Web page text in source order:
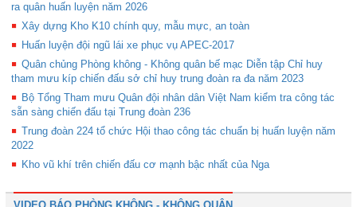
ra quân huấn luyện năm 2026
Xây dựng Kho K10 chính quy, mẫu mực, an toàn
Huấn luyện đội ngũ lái xe phục vụ APEC-2017
Quân chủng Phòng không - Không quân bế mạc Diễn tập Chỉ huy
tham mưu kíp chiến đấu sở chỉ huy trung đoàn ra đa năm 2023
Bộ Tổng Tham mưu Quân đội nhân dân Việt Nam kiểm tra công tác
sẵn sàng chiến đấu tại Trung đoàn 236
Trung đoàn 224 tổ chức Hội thao công tác chuẩn bị huấn luyện năm
2022
Kho vũ khí trên chiến đấu cơ mạnh bậc nhất của Nga